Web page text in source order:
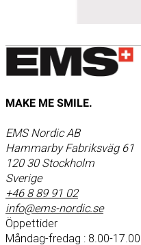
MAKE ME SMILE.
EMS Nordic AB
Hammarby Fabriksväg 61
120 30 Stockholm
Sverige
+46 8 89 91 02
info@ems-nordic.se
Öppettider
Måndag-fredag : 8.00-17.00